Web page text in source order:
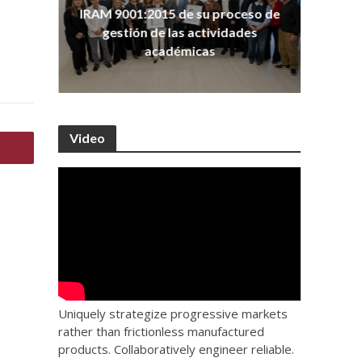
IRAM 9001:2015 de su proceso de
gestión de las actividades
académicas
Video
Uniquely strategize progressive markets
rather than frictionless manufactured
products. Collaboratively engineer reliable.